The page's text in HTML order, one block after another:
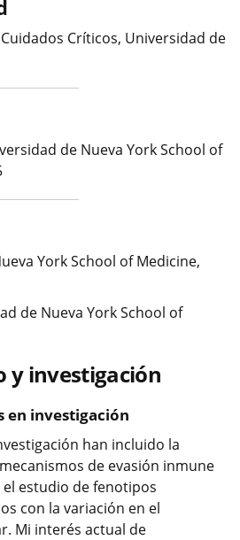
Críticos, Universidad de
de Nueva York School of
York School of Medicine,
de Nueva York School of
y investigación
en investigación
han incluido la
de evasión inmune
estudio de fenotipos
con la variación en el
Mi interés actual de